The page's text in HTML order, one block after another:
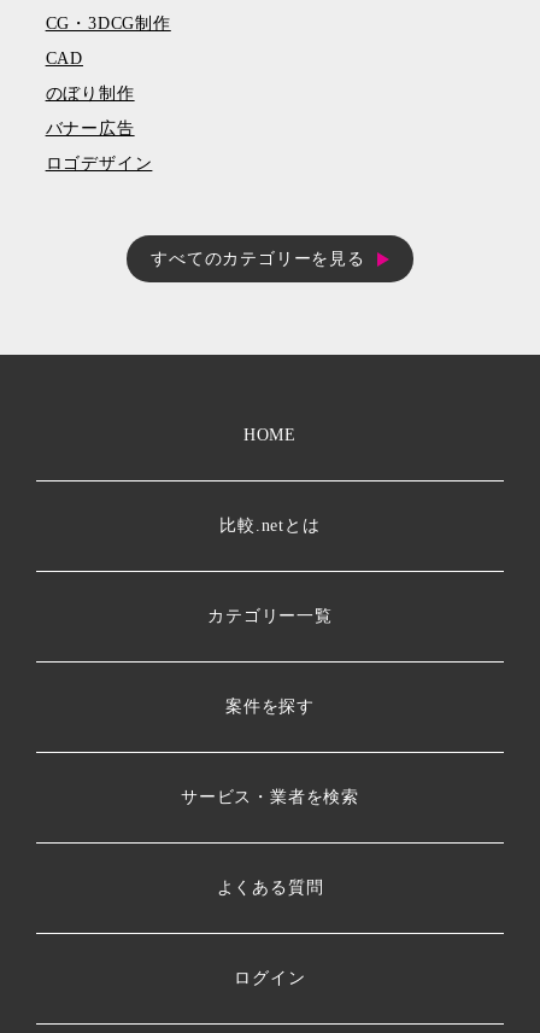
CG・3DCG制作
CAD
のぼり制作
バナー広告
ロゴデザイン
すべてのカテゴリーを見る
HOME
比較.netとは
カテゴリー一覧
案件を探す
サービス・業者を検索
よくある質問
ログイン